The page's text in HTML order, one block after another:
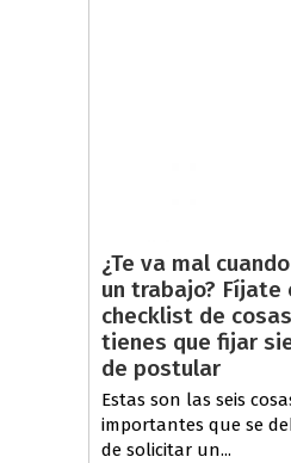
¿Te va mal
un trabajo? Fíjate
checklist de
tienes que fijar
de postular
Estas son las seis
importantes que se
de solicitar un...